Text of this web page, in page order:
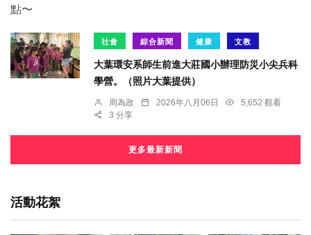
社會 綜合新聞 健康 文教
大葉環安系師生前進大莊國小辦理防災小尖兵科
學營。（照片大葉提供）
周為政 2026年八月06日
5,652 觀看
3 分享
更多最新新聞
活動花絮